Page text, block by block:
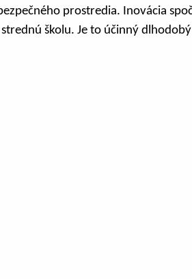
prostredia. Inovácia
školu. Je to účinný